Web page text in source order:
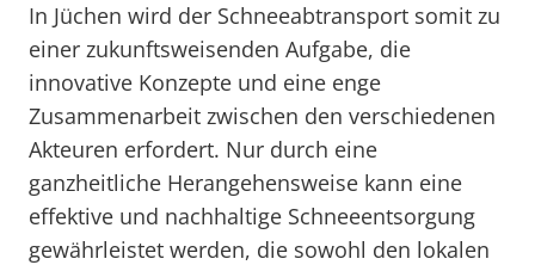
In Jüchen wird der Schneeabtransport somit zu
einer zukunftsweisenden Aufgabe, die
innovative Konzepte und eine enge
Zusammenarbeit zwischen den verschiedenen
Akteuren erfordert. Nur durch eine
ganzheitliche Herangehensweise kann eine
effektive und nachhaltige Schneeentsorgung
gewährleistet werden, die sowohl den lokalen